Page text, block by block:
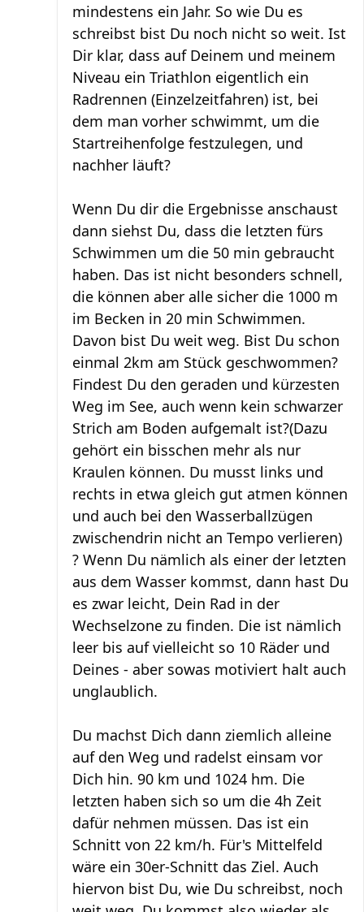
mindestens ein Jahr. So wie Du es
schreibst bist Du noch nicht so weit. Ist
Dir klar, dass auf Deinem und meinem
Niveau ein Triathlon eigentlich ein
Radrennen (Einzelzeitfahren) ist, bei
dem man vorher schwimmt, um die
Startreihenfolge festzulegen, und
nachher läuft?
Wenn Du dir die Ergebnisse anschaust
dann siehst Du, dass die letzten fürs
Schwimmen um die 50 min gebraucht
haben. Das ist nicht besonders schnell,
die können aber alle sicher die 1000 m
im Becken in 20 min Schwimmen.
Davon bist Du weit weg. Bist Du schon
einmal 2km am Stück geschwommen?
Findest Du den geraden und kürzesten
Weg im See, auch wenn kein schwarzer
Strich am Boden aufgemalt ist?(Dazu
gehört ein bisschen mehr als nur
Kraulen können. Du musst links und
rechts in etwa gleich gut atmen können
und auch bei den Wasserballzügen
zwischendrin nicht an Tempo verlieren)
? Wenn Du nämlich als einer der letzten
aus dem Wasser kommst, dann hast Du
es zwar leicht, Dein Rad in der
Wechselzone zu finden. Die ist nämlich
leer bis auf vielleicht so 10 Räder und
Deines - aber sowas motiviert halt auch
unglaublich.
Du machst Dich dann ziemlich alleine
auf den Weg und radelst einsam vor
Dich hin. 90 km und 1024 hm. Die
letzten haben sich so um die 4h Zeit
dafür nehmen müssen. Das ist ein
Schnitt von 22 km/h. Für's Mittelfeld
wäre ein 30er-Schnitt das Ziel. Auch
hiervon bist Du, wie Du schreibst, noch